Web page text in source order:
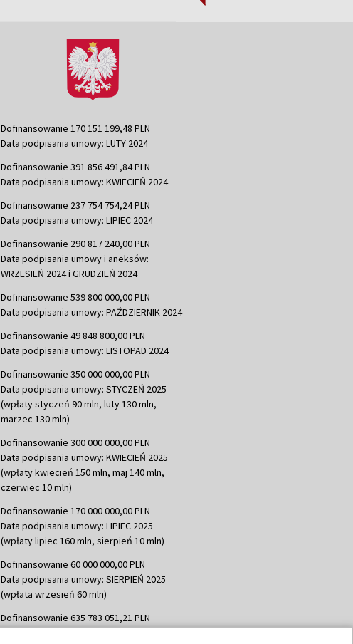
Dofinansowanie 170 151 199,48 PLN
Data podpisania umowy: LUTY 2024
Dofinansowanie 391 856 491,84 PLN
Data podpisania umowy: KWIECIEŃ 2024
Dofinansowanie 237 754 754,24 PLN
Data podpisania umowy: LIPIEC 2024
Dofinansowanie 290 817 240,00 PLN
Data podpisania umowy i aneksów:
WRZESIEŃ 2024 i GRUDZIEŃ 2024
Dofinansowanie 539 800 000,00 PLN
Data podpisania umowy: PAŹDZIERNIK 2024
Dofinansowanie 49 848 800,00 PLN
Data podpisania umowy: LISTOPAD 2024
Dofinansowanie 350 000 000,00 PLN
Data podpisania umowy: STYCZEŃ 2025
(wpłaty styczeń 90 mln, luty 130 mln,
marzec 130 mln)
Dofinansowanie 300 000 000,00 PLN
Data podpisania umowy: KWIECIEŃ 2025
(wpłaty kwiecień 150 mln, maj 140 mln,
czerwiec 10 mln)
Dofinansowanie 170 000 000,00 PLN
Data podpisania umowy: LIPIEC 2025
(wpłaty lipiec 160 mln, sierpień 10 mln)
Dofinansowanie 60 000 000,00 PLN
Data podpisania umowy: SIERPIEŃ 2025
(wpłata wrzesień 60 mln)
Dofinansowanie 635 783 051,21 PLN